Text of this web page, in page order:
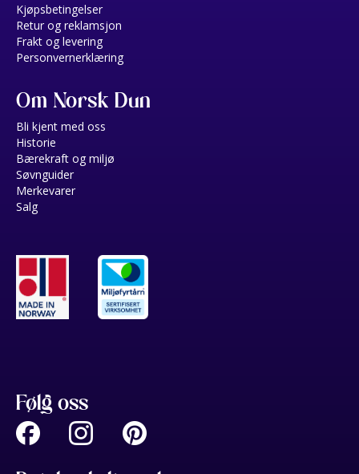
Kjøpsbetingelser
Retur og reklamsjon
Frakt og levering
Personvernerklæring
Om Norsk Dun
Bli kjent med oss
Historie
Bærekraft og miljø
Søvnguider
Merkevarer
Salg
Følg oss